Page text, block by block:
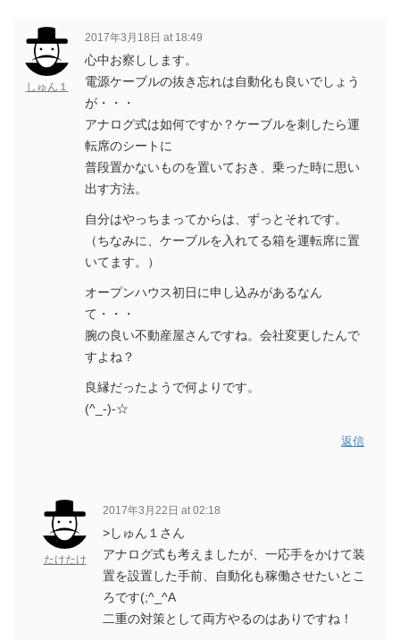
しゅん１
2017年3月18日 at 18:49
心中お察しします。
電源ケーブルの抜き忘れは自動化も良いでしょう
が・・・
アナログ式は如何ですか？ケーブルを刺したら運
転席のシートに
普段置かないものを置いておき、乗った時に思い
出す方法。
自分はやっちまってからは、ずっとそれです。
（ちなみに、ケーブルを入れてる箱を運転席に置
いてます。）
オープンハウス初日に申し込みがあるなん
て・・・
腕の良い不動産屋さんですね。会社変更したんで
すよね？
良縁だったようで何よりです。
(^_-)-☆
返信
たけたけ
2017年3月22日 at 02:18
>しゅん１さん
アナログ式も考えましたが、一応手をかけて装
置を設置した手前、自動化も稼働させたいとこ
ろです(;^_^A
二重の対策として両方やるのはありですね！